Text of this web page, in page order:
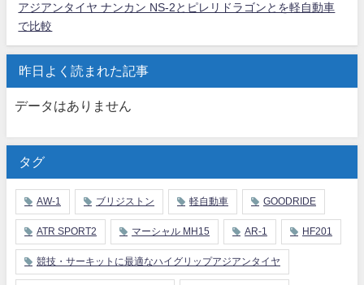
アジアンタイヤ ナンカン NS-2とピレリドラゴンとを軽自動車
で比較
昨日よく読まれた記事
データはありません
タグ
AW-1 ブリジストン 軽自動車 GOODRIDE
ATR SPORT2 マーシャル MH15 AR-1 HF201
競技・サーキットに最適なハイグリップアジアンタイヤ